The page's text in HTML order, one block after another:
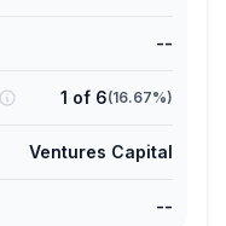
--
1 of 6(16.67%)
Ventures Capital
--